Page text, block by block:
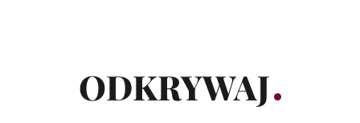
ODKRYWAJ